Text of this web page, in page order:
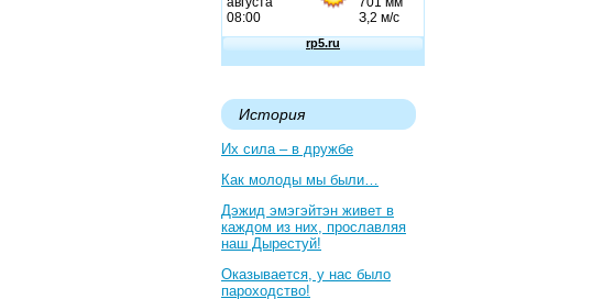
История
Их сила – в дружбе
Как молоды мы были…
Дэжид эмэгэйтэн живет в
каждом из них, прославляя
наш Дырестуй!
Оказывается, у нас было
пароходство!